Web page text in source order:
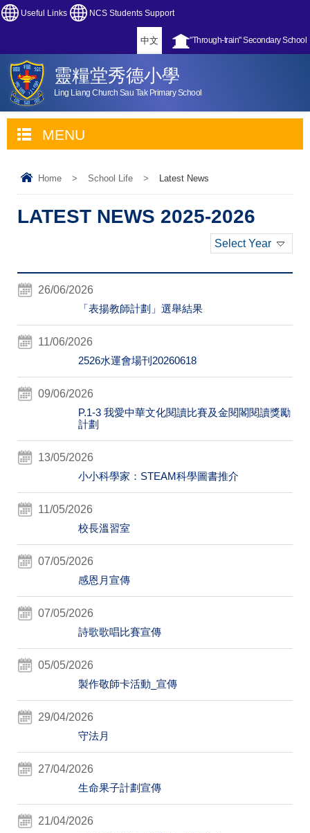
Useful Links NCS Students Support
"Through-train" Secondary School
中文
靈糧堂秀德小學
Ling Liang Church Sau Tak Primary School
MENU
Home > School Life > Latest News
LATEST NEWS 2025-2026
Select Year
26/06/2026
「表揚教師計劃」選舉結果
11/06/2026
2526水運會場刊20260618
09/06/2026
P.1-3 我愛中華文化閱讀比賽及金閱閣閱讀獎勵
計劃
13/05/2026
小小科學家：STEAM科學圖書推介
11/05/2026
校長溫習室
07/05/2026
感恩月宣傳
07/05/2026
詩歌歌唱比賽宣傳
05/05/2026
製作敬師卡活動_宣傳
29/04/2026
守法月
27/04/2026
生命果子計劃宣傳
21/04/2026